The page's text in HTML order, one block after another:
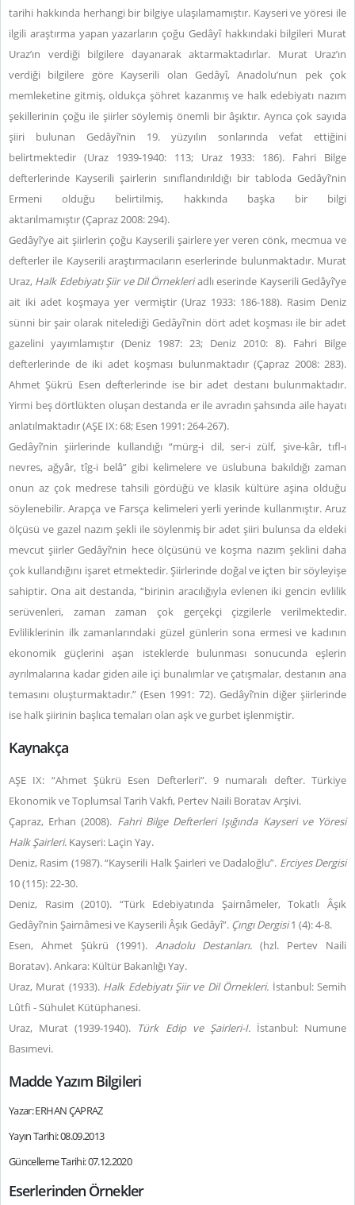
tarihi hakkında herhangi bir bilgiye ulaşılamamıştır. Kayseri ve yöresi ile
ilgili araştırma yapan yazarların çoğu Gedâyî hakkındaki bilgileri Murat
Uraz’ın verdiği bilgilere dayanarak aktarmaktadırlar. Murat Uraz’ın
verdiği bilgilere göre Kayserili olan Gedâyî, Anadolu’nun pek çok
memleketine gitmiş, oldukça şöhret kazanmış ve halk edebiyatı nazım
şekillerinin çoğu ile şiirler söylemiş önemli bir âşıktır. Ayrıca çok sayıda
şiiri bulunan Gedâyî’nin 19. yüzyılın sonlarında vefat ettiğini
belirtmektedir (Uraz 1939-1940: 113; Uraz 1933: 186). Fahri Bilge
defterlerinde Kayserili şairlerin sınıflandırıldığı bir tabloda Gedâyî’nin
Ermeni olduğu belirtilmiş, hakkında başka bir bilgi
aktarılmamıştır (Çapraz 2008: 294).
Gedâyî’ye ait şiirlerin çoğu Kayserili şairlere yer veren cönk, mecmua ve
defterler ile Kayserili araştırmacıların eserlerinde bulunmaktadır. Murat
Uraz, Halk Edebiyatı Şiir ve Dil Örnekleriadlı eserinde Kayserili Gedâyî’ye
ait iki adet koşmaya yer vermiştir (Uraz 1933: 186-188). Rasim Deniz
sünni bir şair olarak nitelediği Gedâyî’nin dört adet koşması ile bir adet
gazelini yayımlamıştır (Deniz 1987: 23; Deniz 2010: 8). Fahri Bilge
defterlerinde de iki adet koşması bulunmaktadır (Çapraz 2008: 283).
Ahmet Şükrü Esen defterlerinde ise bir adet destanı bulunmaktadır.
Yirmi beş dörtlükten oluşan destanda er ile avradın şahsında aile hayatı
anlatılmaktadır (AŞE IX: 68; Esen 1991: 264-267).
Gedâyî’nin şiirlerinde kullandığı “mürg-i dil, ser-i zülf, şive-kâr, tıfl-ı
nevres, ağyâr, tîg-i belâ” gibi kelimelere ve üslubuna bakıldığı zaman
onun az çok medrese tahsili gördüğü ve klasik kültüre aşina olduğu
söylenebilir. Arapça ve Farsça kelimeleri yerli yerinde kullanmıştır. Aruz
ölçüsü ve gazel nazım şekli ile söylenmiş bir adet şiiri bulunsa da eldeki
mevcut şiirler Gedâyî’nin hece ölçüsünü ve koşma nazım şeklini daha
çok kullandığını işaret etmektedir. Şiirlerinde doğal ve içten bir söyleyişe
sahiptir. Ona ait destanda, “birinin aracılığıyla evlenen iki gencin evlilik
serüvenleri, zaman zaman çok gerçekçi çizgilerle verilmektedir.
Evliliklerinin ilk zamanlarındaki güzel günlerin sona ermesi ve kadının
ekonomik güçlerini aşan isteklerde bulunması sonucunda eşlerin
ayrılmalarına kadar giden aile içi bunalımlar ve çatışmalar, destanın ana
temasını oluşturmaktadır.” (Esen 1991: 72). Gedâyî’nin diğer şiirlerinde
ise halk şiirinin başlıca temaları olan aşk ve gurbet işlenmiştir.
Kaynakça
AŞE IX: “Ahmet Şükrü Esen Defterleri”. 9 numaralı defter. Türkiye
Ekonomik ve Toplumsal Tarih Vakfı, Pertev Naili Boratav Arşivi.
Çapraz, Erhan (2008). Fahri Bilge Defterleri Işığında Kayseri ve Yöresi
Halk Şairleri. Kayseri: Laçin Yay.
Deniz, Rasim (1987). “Kayserili Halk Şairleri ve Dadaloğlu”. Erciyes Dergisi
10 (115): 22-30.
Deniz, Rasim (2010). “Türk Edebiyatında Şairnâmeler, Tokatlı Âşık
Gedâyî’nin Şairnâmesi ve Kayserili Âşık Gedâyî”. Çıngı Dergisi1 (4): 4-8.
Esen, Ahmet Şükrü (1991). Anadolu Destanları. (hzl. Pertev Naili
Boratav). Ankara: Kültür Bakanlığı Yay.
Uraz, Murat (1933). Halk Edebiyatı Şiir ve Dil Örnekleri. İstanbul: Semih
Lûtfi - Sühulet Kütüphanesi.
Uraz, Murat (1939-1940). Türk Edip ve Şairleri-I.İstanbul: Numune
Basımevi.
Madde Yazım Bilgileri
Yazar: ERHAN ÇAPRAZ
Yayın Tarihi: 08.09.2013
Güncelleme Tarihi: 07.12.2020
Eserlerinden Örnekler